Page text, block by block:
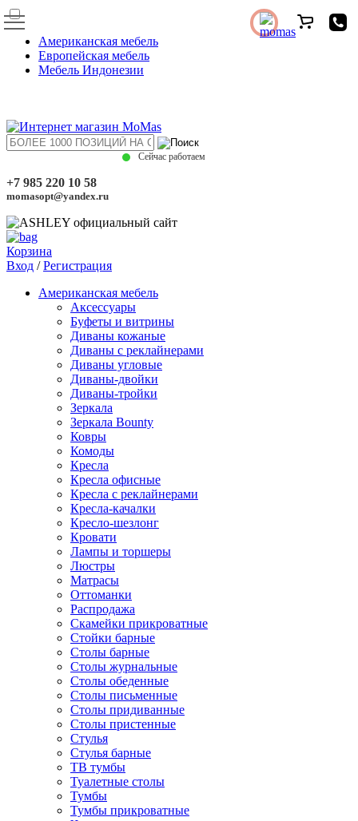
Американская мебель
Европейская мебель
Мебель Индонезии
Сейчас работаем
+7 985 220 10 58
momasopt@yandex.ru
Корзина
Вход /Регистрация
Американская мебель
Аксессуары
Буфеты и витрины
Диваны кожаные
Диваны с реклайнерами
Диваны угловые
Диваны-двойки
Диваны-тройки
Зеркала
Зеркала Bounty
Ковры
Комоды
Кресла
Кресла офисные
Кресла с реклайнерами
Кресла-качалки
Кресло-шезлонг
Кровати
Лампы и торшеры
Люстры
Матрасы
Оттоманки
Распродажа
Скамейки прикроватные
Стойки барные
Столы барные
Столы журнальные
Столы обеденные
Столы письменные
Столы придиванные
Столы пристенные
Стулья
Стулья барные
ТВ тумбы
Туалетные столы
Тумбы
Тумбы прикроватные